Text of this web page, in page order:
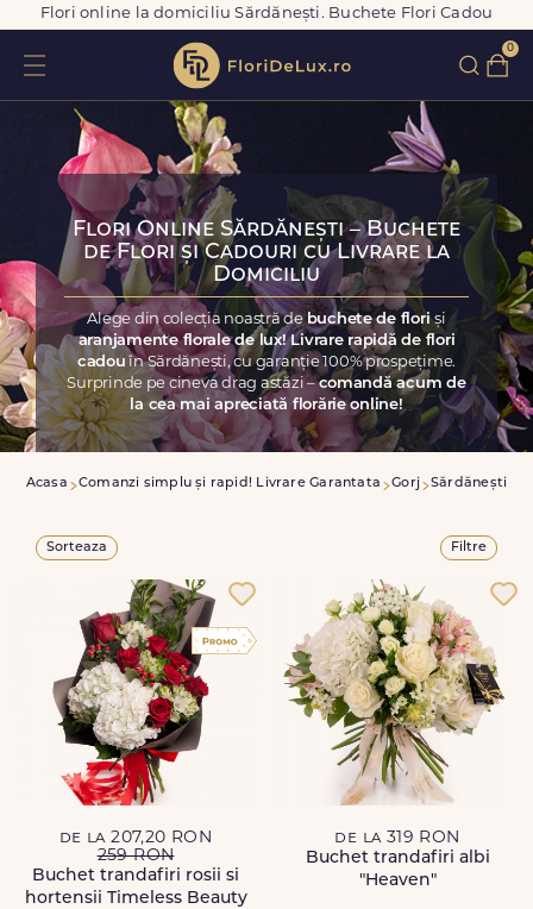
Flori online la domiciliu Sărdănești. Buchete Flori Cadou
0
Flori Online Sărdănești – Buchete
de Flori și Cadouri cu Livrare la
Domiciliu
Alege din colecția noastră de buchete de floriși
aranjamente florale de lux! Livrare rapidă de flori
cadou în Sărdănești, cu garanție 100% prospețime.
Surprinde pe cineva drag astăzi –comandă acum de
la cea mai apreciată florărie online!
Acasa Comanzi simplu și rapid! Livrare Garantata Gorj Sărdănești
Sorteaza Filtre
de la 207,20 RON
259 RON
Buchet trandafiri rosii si
hortensii Timeless Beauty
de la 319 RON
Buchet trandafiri albi
"Heaven"